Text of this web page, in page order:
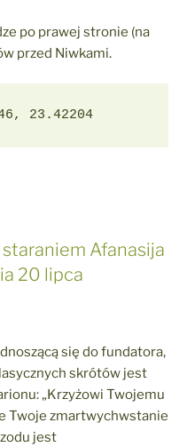
po prawej stronie (na
przed Niwkami.
23.42204
Afanasija
20 lipca
się do fundatora,
skrótów jest
„Krzyżowi Twojemu
Twoje zmartwychwstanie
jest